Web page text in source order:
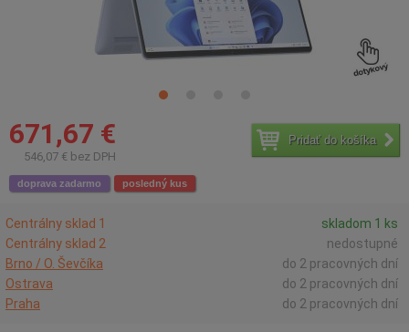
671,67 €
546,07 € bez DPH
Pridať do košíka
doprava zadarmo posledný kus
Centrálny sklad 1
skladom 1 ks
Centrálny sklad 2
nedostupné
Brno / O. Ševčíka
do 2 pracovných dní
Ostrava
do 2 pracovných dní
Praha
do 2 pracovných dní